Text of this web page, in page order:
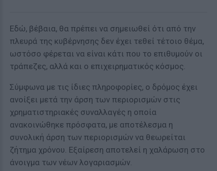
Εδώ, βέβαια, θα πρέπει να σημειωθεί ότι από την
πλευρά της κυβέρνησης δεν έχει τεθεί τέτοιο θέμα,
ωστόσο φέρεται να είναι κάτι που το επιθυμούν οι
τράπεζες, αλλά και ο επιχειρηματικός κόσμος.
Σύμφωνα με τις ίδιες πληροφορίες, ο δρόμος έχει
ανοίξει μετά την άρση των περιορισμών στις
χρηματιστηριακές συναλλαγές η οποία
ανακοινώθηκε πρόσφατα, με αποτέλεσμα η
συνολική άρση των περιορισμών να θεωρείται
ζήτημα χρόνου. Εξαίρεση αποτελεί η χαλάρωση στο
άνοιγμα των νέων λογαριασμών.